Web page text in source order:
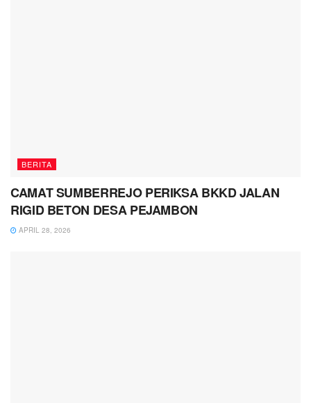
BERITA
CAMAT SUMBERREJO PERIKSA BKKD JALAN
RIGID BETON DESA PEJAMBON
APRIL 28, 2026